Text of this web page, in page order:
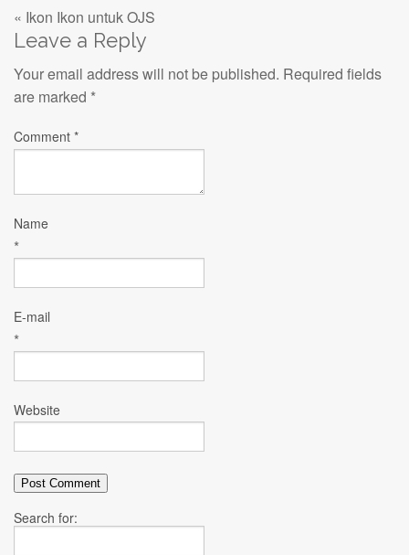
« Ikon Ikon untuk OJS
Leave a Reply
Your email address will not be published. Required fields
are marked *
Comment *
Name
*
E-mail
*
Website
Search for: